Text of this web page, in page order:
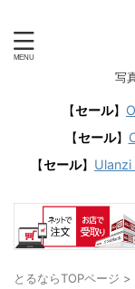
写
【セール】
【セール】
【セール】
とるならTOPページ >